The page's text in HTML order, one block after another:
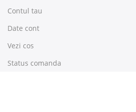
Contul tau
Date cont
Vezi cos
Status comanda